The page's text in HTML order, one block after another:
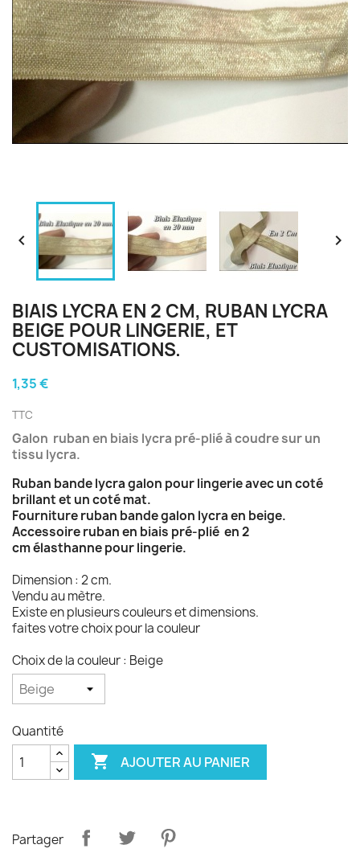
 
BIAIS LYCRA EN 2 CM, RUBAN LYCRA
BEIGE POUR LINGERIE, ET
CUSTOMISATIONS.
1,35 €
TTC
Galon ruban en biais lycra pré-plié à coudre sur un
tissu lycra.
Ruban bande lycra galon pour lingerie avec un coté
brillant et un coté mat.
Fourniture ruban bande galon lycra en beige.
Accessoire ruban en biais pré-plié en 2
cm élasthanne pour lingerie.
Dimension : 2 cm.
Vendu au mètre.
Existe en plusieurs couleurs et dimensions.
faites votre choix pour la couleur
Choix de la couleur : Beige
Quantité
 AJOUTER AU PANIER
Partager